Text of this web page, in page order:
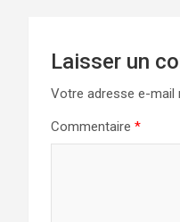
Laisser un
Votre adresse e-mail
Commentaire *